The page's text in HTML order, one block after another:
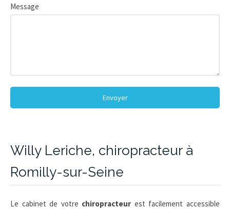
Message
Envoyer
Willy Leriche, chiropracteur à
Romilly-sur-Seine
Le cabinet de votre chiropracteur est facilement accessible